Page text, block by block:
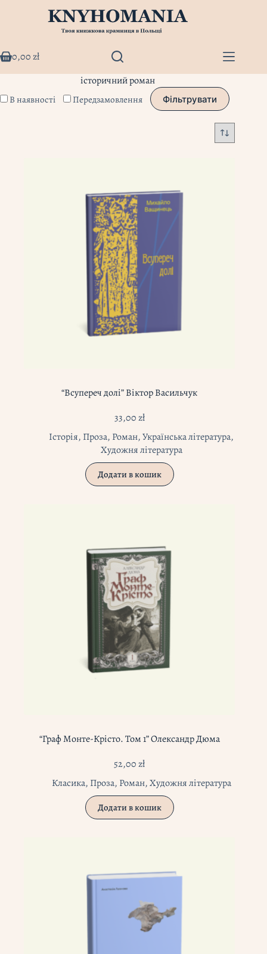
Кошик
0,00zł
історичний роман
В наявності Передзамовлення Фільтрувати
“Всупереч долі” Віктор Васильчук
33,00zł
Історія, Проза, Роман,Українська література,
Художня література
Додати в кошик
“Граф Монте-Крісто. Том 1” Олександр Дюма
52,00zł
Класика, Проза, Роман,Художня література
Додати в кошик